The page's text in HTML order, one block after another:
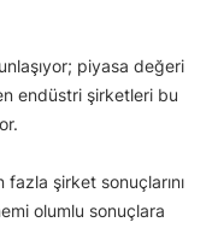
piyasa değeri
endüstri şirketleri bu
şirket sonuçlarını
olumlu sonuçlara